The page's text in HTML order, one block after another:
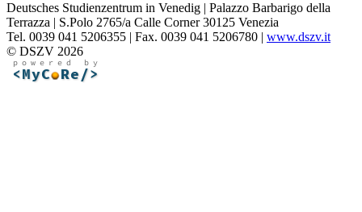
Deutsches Studienzentrum in Venedig | Palazzo Barbarigo della
Terrazza | S.Polo 2765/a Calle Corner 30125 Venezia
Tel. 0039 041 5206355 | Fax. 0039 041 5206780 | www.dszv.it
© DSZV 2026